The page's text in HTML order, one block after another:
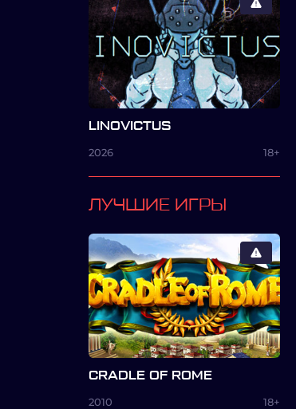
LINOVICTUS
2026 18+
ЛУЧШИЕ ИГРЫ
CRADLE OF ROME
2010 18+